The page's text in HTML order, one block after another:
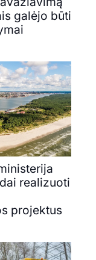
galėjo būti
realizuoti
projektus